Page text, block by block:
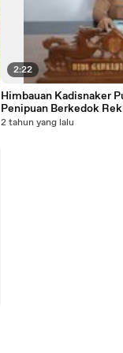
2:22
Himbauan Kadisnaker
Penipuan Berkedok
2 tahun yang lalu